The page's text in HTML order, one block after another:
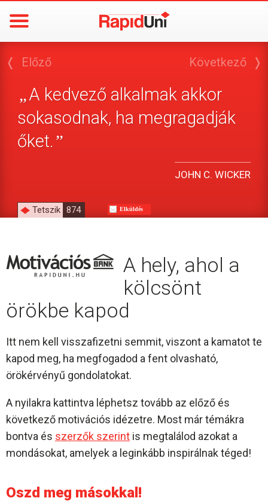
❬ Előző
„A kedvező alkalmak akkor
sokasodnak, ha megragadják
őket.”
JOHN C. WICKER
Következő ❭
Tetszik 874 Elküldés
A hely, ahol a
kölcsönt
örökbe kapod
Itt nem kell visszafizetni semmit, viszont a kamatot te
kapod meg, ha megfogadod a fent olvasható,
örökérvényű gondolatokat.
A nyilakra kattintva léphetsz tovább az előző és
következő motivációs idézetre. Most már témákra
bontva és szerzők szerint is megtalálod azokat a
mondásokat, amelyek a leginkább inspirálnak téged!
Oszd meg másokkal!